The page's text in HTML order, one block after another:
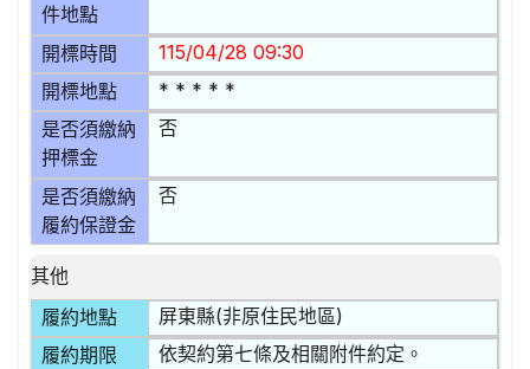
件地點
開標時間 115/04/28 09:30
開標地點 * * * * *
是否須繳納
押標金
否
是否須繳納
履約保證金
否
其他
履約地點
屏東縣(非原住民地區)
履約期限 依契約第七條及相關附件約定。